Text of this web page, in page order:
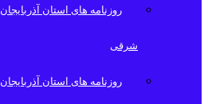
روزنامه های استان آذربایجان
شرقی
روزنامه های استان آذربایجان